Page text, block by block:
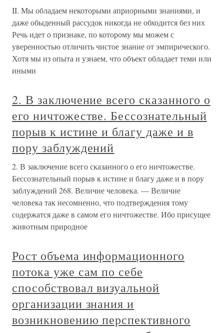
II. Мы обладаем некоторыми априорными знаниями, и
даже обыденный рассудок никогда не обходится без них
Речь идет о признаке, по которому мы можем с
уверенностью отличить чистое знание от эмпирического.
Хотя мы из опыта и узнаем, что объект обладает теми или
иными
2. В заключение всего сказанного о
его ничтожестве. Бессознательный
порыв к истине и благу даже и в
пору заблуждений
2. В заключение всего сказанного о его ничтожестве.
Бессознательный порыв к истине и благу даже и в пору
заблуждений 268. Величие человека. — Величие
человека так несомненно, что подтверждения тому
содержатся даже в самом его ничтожестве. Ибо присущее
животным природное
Рост объема информационного
потока уже сам по себе
способствовал визуальной
организации знания и
возникновению перспективного